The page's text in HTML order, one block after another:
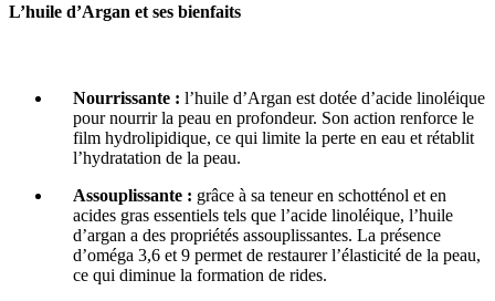
L’huile d’Argan et ses bienfaits
Nourrissante : l’huile d’Argan est dotée d’acide linoléique
pour nourrir la peau en profondeur. Son action renforce le
film hydrolipidique, ce qui limite la perte en eau et rétablit
l’hydratation de la peau.
Assouplissante : grâce à sa teneur en schotténol et en
acides gras essentiels tels que l’acide linoléique, l’huile
d’argan a des propriétés assouplissantes. La présence
d’oméga 3,6 et 9 permet de restaurer l’élasticité de la peau,
ce qui diminue la formation de rides.